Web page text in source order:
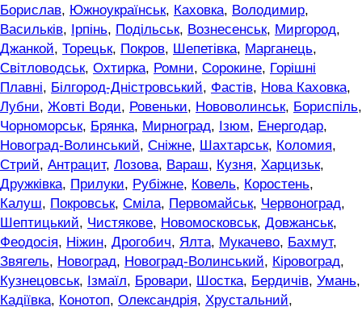
Борислав, Южноукраїнськ, Каховка, Володимир,
Васильків, Ірпінь, Подільськ, Вознесенськ, Миргород,
Джанкой, Торецьк, Покров, Шепетівка, Марганець,
Світловодськ, Охтирка, Ромни, Сорокине, Горішні
Плавні, Білгород-Дністровський, Фастів, Нова Каховка,
Лубни, Жовті Води, Ровеньки, Нововолинськ, Бориспіль,
Чорноморськ, Брянка, Мирноград, Ізюм, Енергодар,
Новоград-Волинський, Сніжне, Шахтарськ, Коломия,
Стрий, Антрацит, Лозова, Вараш, Кузня, Харцизьк,
Дружківка, Прилуки, Рубіжне, Ковель, Коростень,
Калуш, Покровськ, Сміла, Первомайськ, Червоноград,
Шептицький, Чистякове, Новомосковськ, Довжанськ,
Феодосія, Ніжин, Дрогобич, Ялта, Мукачево, Бахмут,
Звягель, Новоград, Новоград-Волинський, Кіровоград,
Кузнецовськ, Ізмаїл, Бровари, Шостка, Бердичів, Умань,
Кадіївка, Конотоп, Олександрія, Хрустальний,